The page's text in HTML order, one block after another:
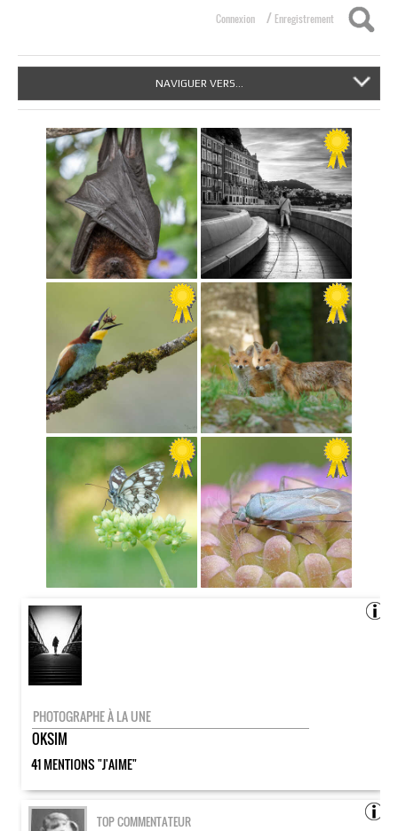
Connexion / Enregistrement
NAVIGUER VERS...
PHOTOGRAPHE À LA UNE
OKSIM
41 MENTIONS "J'AIME"
TOP COMMENTATEUR